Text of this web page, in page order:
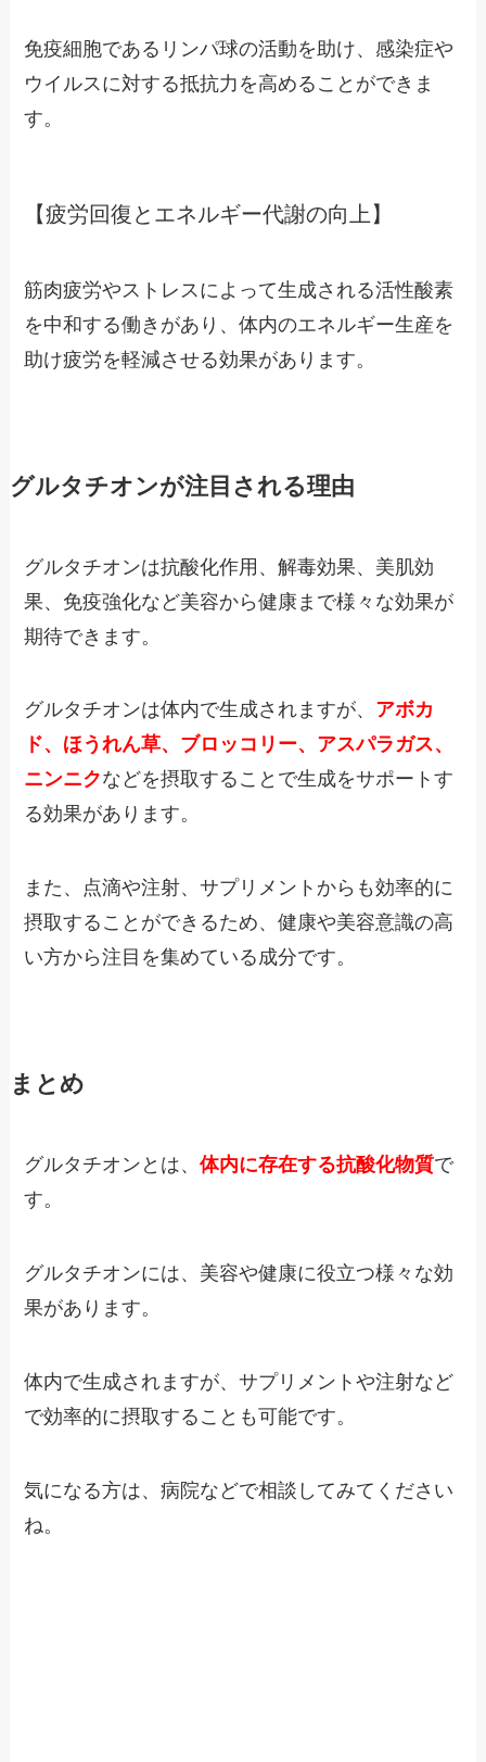
免疫細胞であるリンパ球の活動を助け、感染症や
ウイルスに対する抵抗力を高めることができま
す。
【疲労回復とエネルギー代謝の向上】
筋肉疲労やストレスによって生成される活性酸素
を中和する働きがあり、体内のエネルギー生産を
助け疲労を軽減させる効果があります。
グルタチオンが注目される理由
グルタチオンは抗酸化作用、解毒効果、美肌効
果、免疫強化など美容から健康まで様々な効果が
期待できます。
グルタチオンは体内で生成されますが、 アボカ
ド、ほうれん草、ブロッコリー、アスパラガス、
ニンニクなどを摂取することで生成をサポートす
る効果があります。
また、点滴や注射、サプリメントからも効率的に
摂取することができるため、健康や美容意識の高
い方から注目を集めている成分です。
まとめ
グルタチオンとは、体内に存在する抗酸化物質で
す。
グルタチオンには、美容や健康に役立つ様々な効
果があります。
体内で生成されますが、サプリメントや注射など
で効率的に摂取することも可能です。
気になる方は、病院などで相談してみてください
ね。